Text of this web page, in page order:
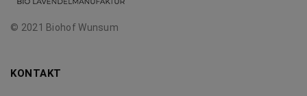
© 2021 Biohof Wunsum
KONTAKT